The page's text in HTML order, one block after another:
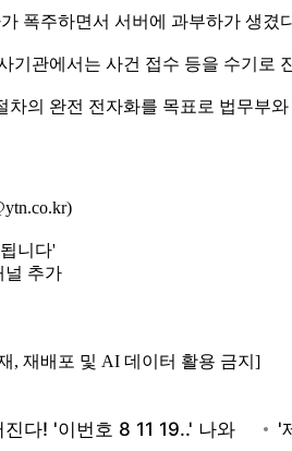
폭주하면서 서버에 과부하가 생
기관에서는 사건 접수 등을 수기로
차의 완전 전자화를 목표로 법무부
니다'
널 추가
, 재배포 및 AI 데이터 활용 금지]